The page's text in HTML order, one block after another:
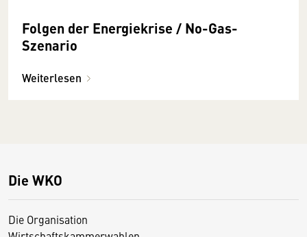
Folgen der Energiekrise / No-Gas-
Szenario
Weiterlesen
Die WKO
Die Organisation